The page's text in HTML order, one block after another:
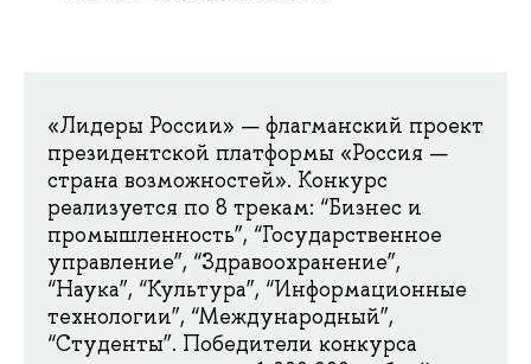
«Лидеры России» — флагманский проект
президентской платформы «Россия —
страна возможностей». Конкурс
реализуется по 8 трекам: “Бизнес и
промышленность”, “Государственное
управление”, “Здравоохранение”,
“Наука”, “Культура”, “Информационные
технологии”, “Международный”,
“Студенты”. Победители конкурса